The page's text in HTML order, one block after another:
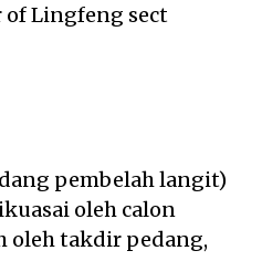
Lingfeng sect
pembelah langit)
oleh calon
oleh takdir pedang,